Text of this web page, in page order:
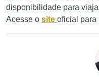
disponibilidade para
Acesse o site oficial para